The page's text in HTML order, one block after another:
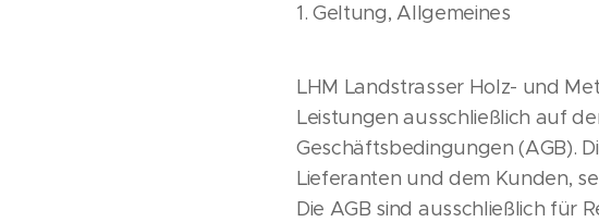
1. Geltung, Allgemeines
LHM Landstrasser Holz- und
Leistungen ausschließlich auf
Geschäftsbedingungen (AGB).
Lieferanten und dem Kunden,
Die AGB sind ausschließlich für